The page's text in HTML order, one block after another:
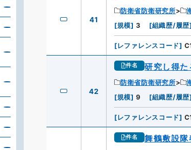
41
防衛省防衛研究所
[規模] 3 [組織歴/履歴]
[レファレンスコード]
42
件名 研究し得た
防衛省防衛研究所
[規模] 9 [組織歴/履歴]
[レファレンスコード]
件名 舞鶴敷設